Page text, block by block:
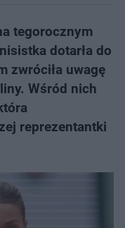
tegorocznym
dotarła do
zwróciła uwagę
Wśród nich
reprezentantki